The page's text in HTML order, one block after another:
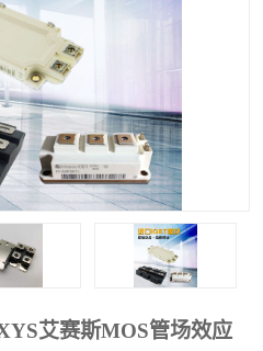
艾赛斯MOS管场效应